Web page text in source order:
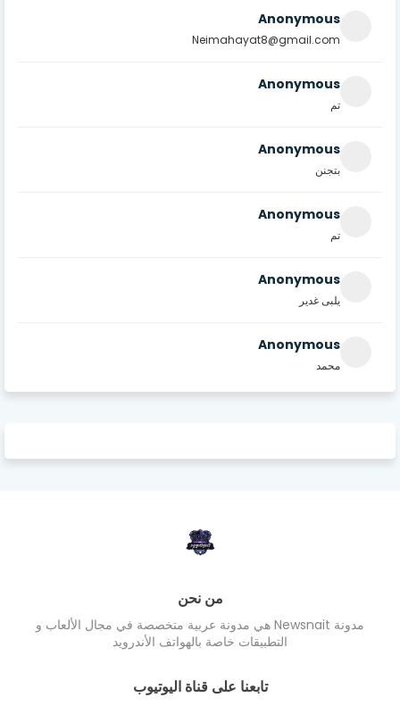
Anonymous
Neimahayat8@gmail.com
Anonymous
تم
Anonymous
بتجنن
Anonymous
تم
Anonymous
يلبى غدير
Anonymous
محمد
من نحن
مدونة Newsnait هي مدونة عربية متخصصة في مجال الألعاب و
التطبيقات خاصة بالهواتف الأندرويد
تابعنا على قناة اليوتيوب